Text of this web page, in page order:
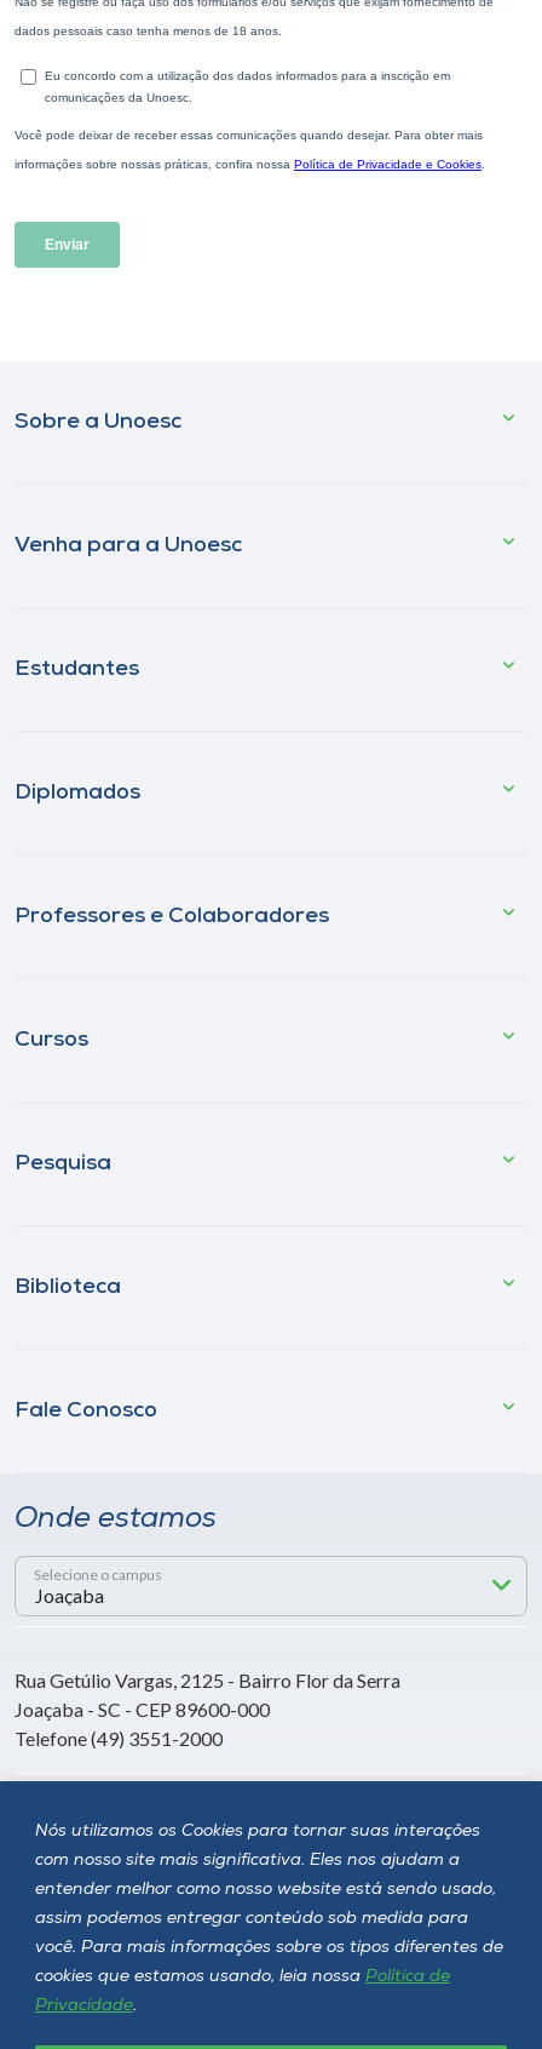
Nós utilizamos os Cookies para tornar suas interações
com nosso site mais significativa. Eles nos ajudam a
entender melhor como nosso website está sendo usado,
assim podemos entregar conteúdo sob medida para
você. Para mais informações sobre os tipos diferentes de
cookies que estamos usando, leia nossa Política de
Privacidade.
Sobre a Unoesc
Venha para a Unoesc
Estudantes
Diplomados
Professores e Colaboradores
Cursos
Pesquisa
Biblioteca
Fale Conosco
Onde estamos
Selecione o campus
Rua Getúlio Vargas, 2125 - Bairro Flor da Serra
Joaçaba - SC - CEP 89600-000
Telefone (49) 3551-2000
Siga a Unoesc